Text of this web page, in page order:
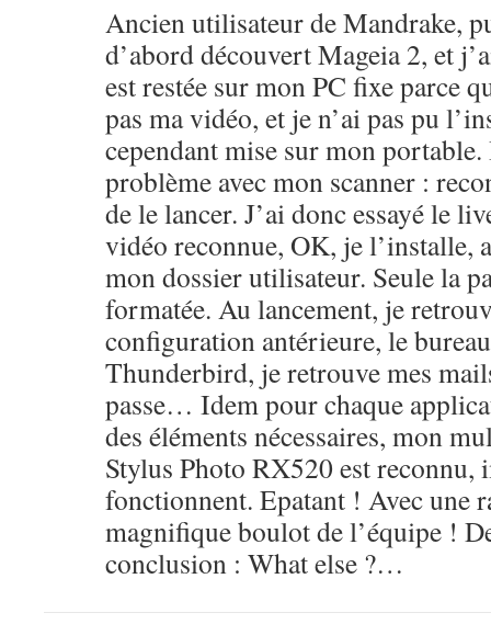
Ancien utilisateur de Mandrake,
d’abord découvert Mageia 2, et
est restée sur mon PC fixe parce
pas ma vidéo, et je n’ai pas pu
cependant mise sur mon
problème avec mon scanner :
de le lancer. J’ai donc essayé le
vidéo reconnue, OK, je l’installe,
mon dossier utilisateur. Seule la
formatée. Au lancement, je
configuration antérieure, le
Thunderbird, je retrouve mes
passe… Idem pour chaque
des éléments nécessaires, mon
Stylus Photo RX520 est reconnu,
fonctionnent. Epatant ! Avec une
magnifique boulot de l’équipe !
conclusion : What else ?…